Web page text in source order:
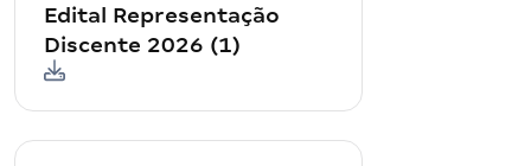
Edital Representação
Discente 2026 (1)